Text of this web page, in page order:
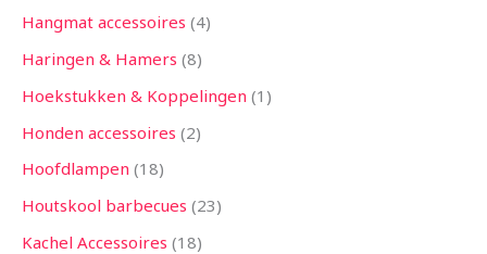
Hangmat accessoires 4
Haringen & Hamers 8
Hoekstukken & Koppelingen 1
Honden accessoires 2
Hoofdlampen 18
Houtskool barbecues 23
Kachel Accessoires 18